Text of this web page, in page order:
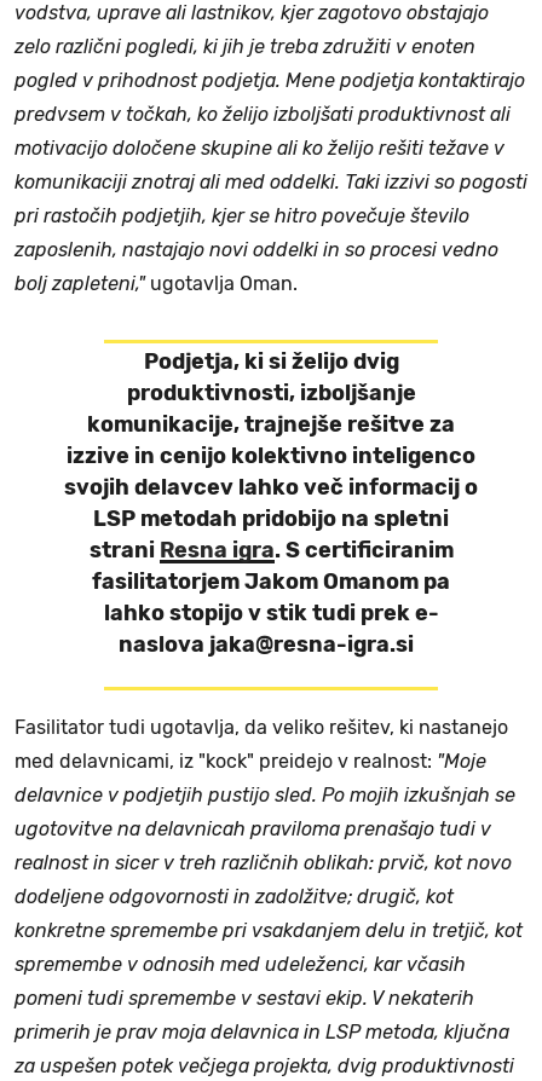
vodstva, uprave ali lastnikov, kjer zagotovo obstajajo
zelo različni pogledi, ki jih je treba združiti v enoten
pogled v prihodnost podjetja. Mene podjetja kontaktirajo
predvsem v točkah, ko želijo izboljšati produktivnost ali
motivacijo določene skupine ali ko želijo rešiti težave v
komunikaciji znotraj ali med oddelki. Taki izzivi so pogosti
pri rastočih podjetjih, kjer se hitro povečuje število
zaposlenih, nastajajo novi oddelki in so procesi vedno
bolj zapleteni,"ugotavlja Oman.
Podjetja, ki si želijo dvig
produktivnosti, izboljšanje
komunikacije, trajnejše rešitve za
izzive in cenijo kolektivno inteligenco
svojih delavcev lahko več informacij o
LSP metodah pridobijo na spletni
strani Resna igra. S certificiranim
fasilitatorjem Jakom Omanom pa
lahko stopijo v stik tudi prek e-
naslova jaka@resna-igra.si
Fasilitator tudi ugotavlja, da veliko rešitev, ki nastanejo
med delavnicami, iz "kock" preidejo v realnost: "Moje
delavnice v podjetjih pustijo sled. Po mojih izkušnjah se
ugotovitve na delavnicah praviloma prenašajo tudi v
realnost in sicer v treh različnih oblikah: prvič, kot novo
dodeljene odgovornosti in zadolžitve; drugič, kot
konkretne spremembe pri vsakdanjem delu in tretjič, kot
spremembe v odnosih med udeleženci, kar včasih
pomeni tudi spremembe v sestavi ekip. V nekaterih
primerih je prav moja delavnica in LSP metoda, ključna
za uspešen potek večjega projekta, dvig produktivnosti